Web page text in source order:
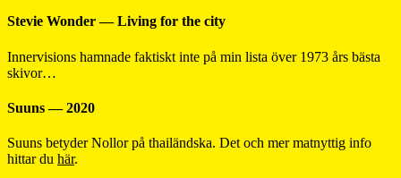
Stevie Wonder — Living for the city
Innervisions hamnade faktiskt inte på min lista över 1973 års bästa
skivor…
Suuns — 2020
Suuns betyder Nollor på thailändska. Det och mer matnyttig info
hittar du här.